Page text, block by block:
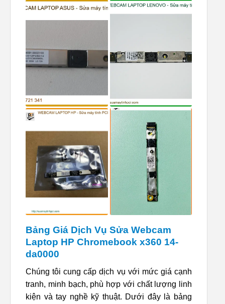
Bảng Giá Dịch Vụ Sửa Webcam
Laptop HP Chromebook x360 14-
da0000
Chúng tôi cung cấp dịch vụ với mức giá cạnh
tranh, minh bạch, phù hợp với chất lượng linh
kiện và tay nghề kỹ thuật. Dưới đây là bảng